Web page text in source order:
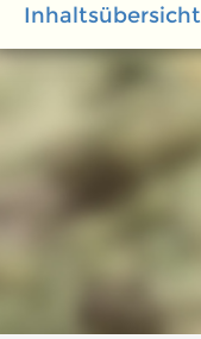
Inhaltsübersicht